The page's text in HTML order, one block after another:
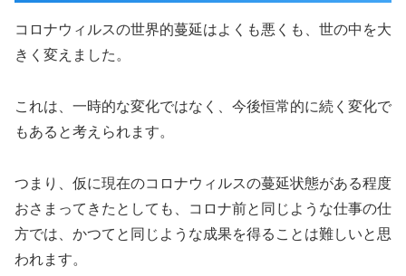
コロナウィルスの世界的蔓延はよくも悪くも、世の中を大
きく変えました。
これは、一時的な変化ではなく、今後恒常的に続く変化で
もあると考えられます。
つまり、仮に現在のコロナウィルスの蔓延状態がある程度
おさまってきたとしても、コロナ前と同じような仕事の仕
方では、かつてと同じような成果を得ることは難しいと思
われます。